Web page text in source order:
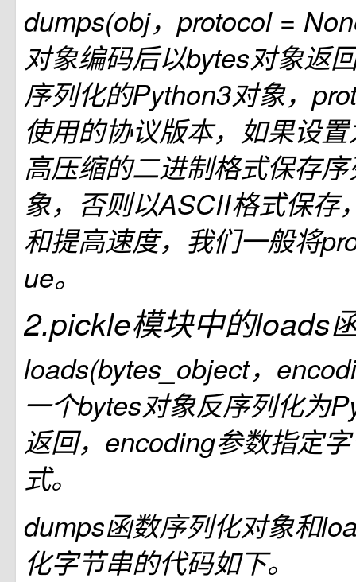
dumps(obj，protocol =
对象编码后以bytes对象返
序列化的Python3对象，
使用的协议版本，如果设
高压缩的二进制格式保存
象，否则以ASCII格式保存
和提高速度，我们一般将
ue。
2.pickle模块中的loads
loads(bytes_object，
一个bytes对象反序列化为
返回，encoding参数指定
式。
dumps函数序列化对象和
化字节串的代码如下。